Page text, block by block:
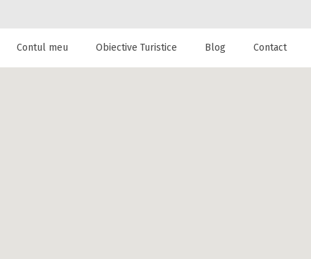
cazare la
Contul meu Obiective Turistice Blog Contact